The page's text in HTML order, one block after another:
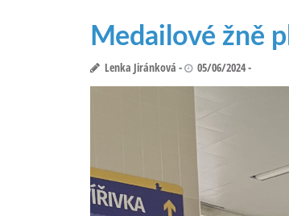
Medailové žně
Lenka Jiránková 05/06/2024